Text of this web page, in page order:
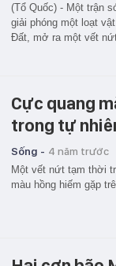
(Tổ Quốc) - Một trận
giải phóng một loạt
Đất, mở ra một vết
Cực quang
trong tự
Sống - 4 năm trước
Một vết nứt tạm thời
màu hồng hiếm gặp